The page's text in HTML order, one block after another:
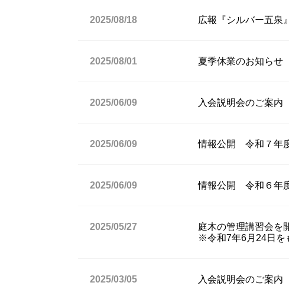
2025/08/18 広報『シルバー五泉
2025/08/01 夏季休業のお知らせ
2025/06/09 入会説明会のご案内
2025/06/09 情報公開 令和７年
2025/06/09 情報公開 令和６年
2025/05/27
庭木の管理講習会を
※令和7年6月24日を
2025/03/05 入会説明会のご案内